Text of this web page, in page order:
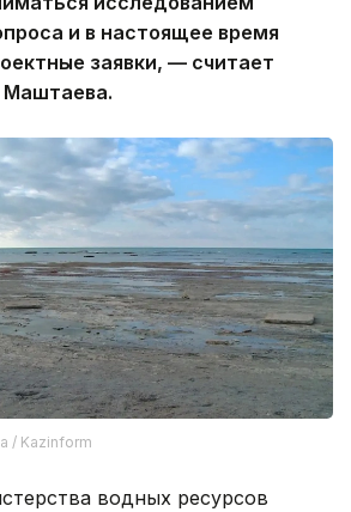
и в настоящее время
заявки, — считает
/ Kazinform
водных ресурсов